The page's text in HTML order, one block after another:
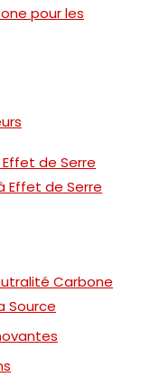
pour les
de Serre
Effet de Serre
Carbone
Source